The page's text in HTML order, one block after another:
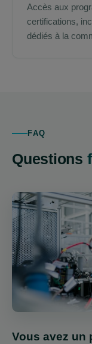
Accès aux
certifications,
dédiés à la
FAQ
Questions
Vous avez un